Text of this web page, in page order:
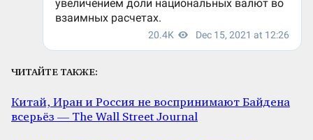
ЧИТАЙТЕ ТАКЖЕ:
Китай, Иран и Россия не воспринимают Байдена
всерьёз — The Wall Street Journal